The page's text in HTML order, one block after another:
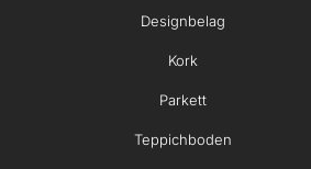
Designbelag
Kork
Parkett
Teppichboden